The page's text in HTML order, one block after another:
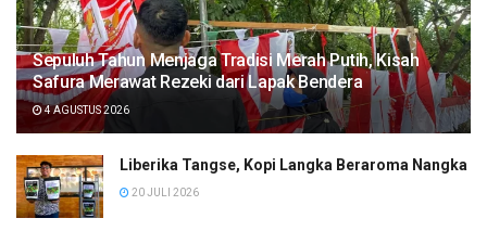
Sepuluh Tahun Menjaga Tradisi Merah Putih, Kisah
Safura Merawat Rezeki dari Lapak Bendera
4 AGUSTUS 2026
Liberika Tangse, Kopi Langka Beraroma Nangka
20 JULI 2026